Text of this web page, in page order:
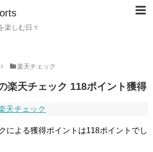
楽しむ日々
楽天チェック
楽天チェック 118ポイント獲得
天チェック
による獲得ポイントは118ポイントでし